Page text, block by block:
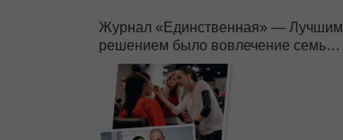
Журнал «Единственная» — Лучшим
решением было вовлечение семьи в
бизнес.